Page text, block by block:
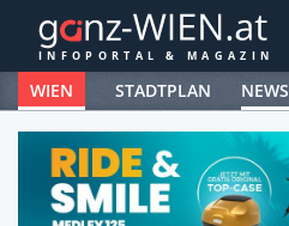
WIEN STADTPLAN NEWS